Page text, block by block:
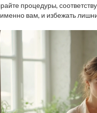
процедуры,
вам, и избежать